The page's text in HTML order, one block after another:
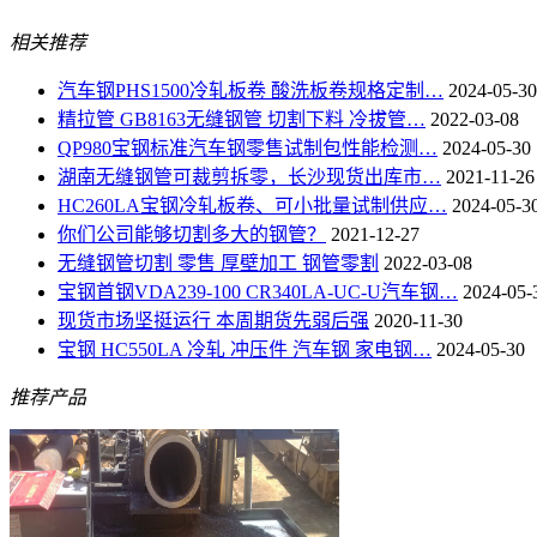
相关推荐
汽车钢PHS1500冷轧板卷 酸洗板卷规格定制… 2024-05-30
精拉管 GB8163无缝钢管 切割下料 冷拔管… 2022-03-08
QP980宝钢标准汽车钢零售试制包性能检测… 2024-05-30
湖南无缝钢管可裁剪拆零，长沙现货出库市… 2021-11-26
HC260LA宝钢冷轧板卷、可小批量试制供应… 2024-05-
你们公司能够切割多大的钢管？
2021-12-27
无缝钢管切割 零售 厚壁加工 钢管零割 2022-03-08
宝钢首钢VDA239-100 CR340LA-UC-U汽车钢… 2024-05-
现货市场坚挺运行 本周期货先弱后强 2020-11-30
宝钢 HC550LA 冷轧 冲压件 汽车钢 家电钢… 2024-05-30
推荐产品